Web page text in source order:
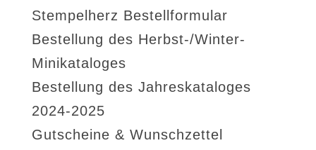
Stempelherz Bestellformular
Bestellung des Herbst-/Winter-
Minikataloges
Bestellung des Jahreskataloges
2024-2025
Gutscheine & Wunschzettel